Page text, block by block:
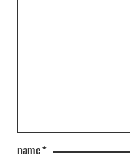
name*